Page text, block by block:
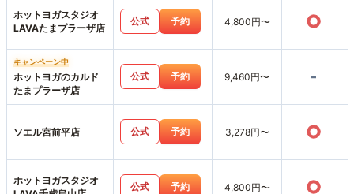
ホットヨガスタジオ
LAVAたまプラーザ店
公式 予約 4,800円〜 ○
キャンペーン中
ホットヨガのカルド
たまプラーザ店
公式 予約 9,460円〜 -
ソエル宮前平店 公式 予約 3,278円〜 ○
ホットヨガスタジオ
公式 予約 4,800円〜 ○